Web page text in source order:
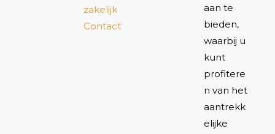
zakelijk
Contact
aan te
bieden,
waarbij u
kunt
profitere
n van het
aantrekk
elijke